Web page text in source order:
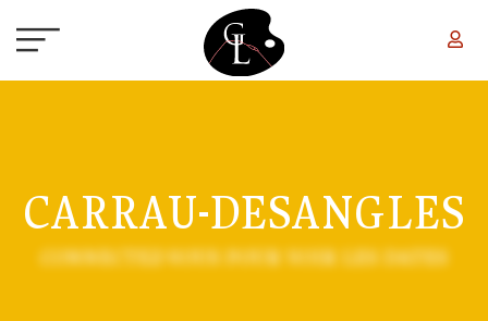
CARRAU-DESANGLES
CONNECTEZ-VOUS POUR VOIR LES DATES